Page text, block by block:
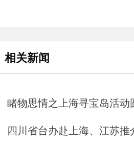
相关新闻
睹物思情之上海寻宝岛活动
四川省台办赴上海、江苏推